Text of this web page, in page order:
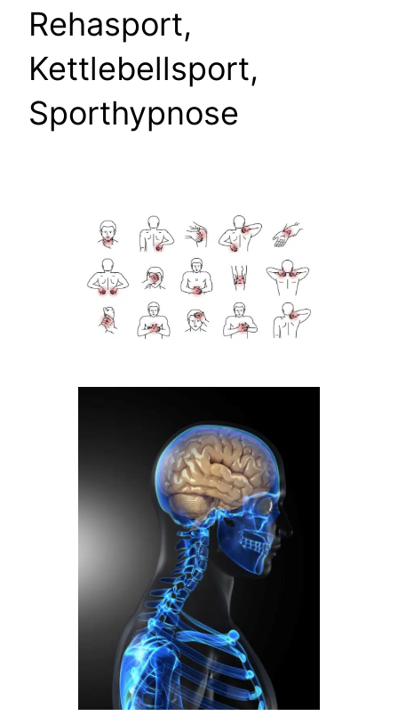
Rehasport,
Kettlebellsport,
Sporthypnose